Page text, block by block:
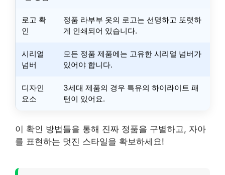
로고 확
인
정품 라부부 옷의 로고는 선명하고 또렷하
게 인쇄되어 있습니다.
시리얼
넘버
모든 정품 제품에는 고유한 시리얼 넘버가
있어야 합니다.
디자인
요소
3세대 제품의 경우 특유의 하이라이트 패
턴이 있어요.
이 확인 방법들을 통해 진짜 정품을 구별하고, 자아
를 표현하는 멋진 스타일을 확보하세요!